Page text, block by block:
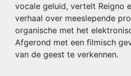
vocale geluid, vertelt Reigno
verhaal over meeslepende
organische met het
Afgerond met een filmisch
van de geest te verkennen.